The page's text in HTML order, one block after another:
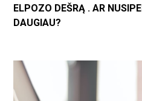
ELPOZO DEŠRĄ . AR
DAUGIAU?